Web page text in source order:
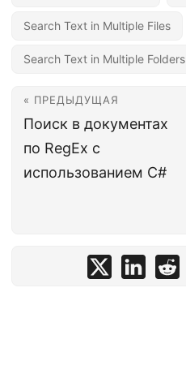
Search Text in Multiple Files
Search Text in Multiple Folders
« ПРЕДЫДУЩАЯ
Поиск в документах
по RegEx с
использованием C#